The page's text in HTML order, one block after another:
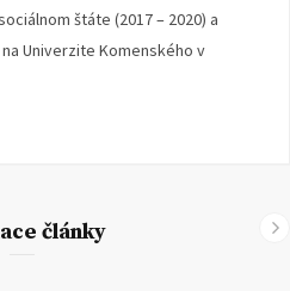
štáte (2017 – 2020) a
Univerzite Komenského v
články